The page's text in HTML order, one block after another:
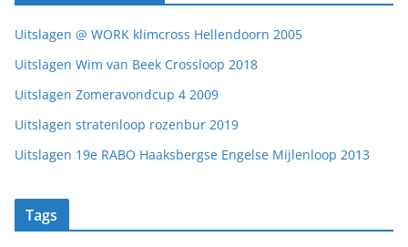
Uitslagen @ WORK klimcross Hellendoorn 2005
Uitslagen Wim van Beek Crossloop 2018
Uitslagen Zomeravondcup 4 2009
Uitslagen stratenloop rozenbur 2019
Uitslagen 19e RABO Haaksbergse Engelse Mijlenloop 2013
Tags